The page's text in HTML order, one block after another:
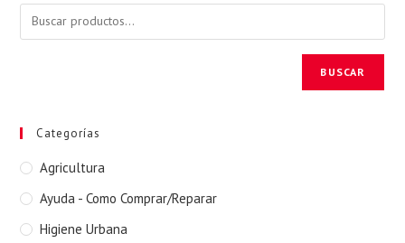
BUSCAR
Categorías
Agricultura
Ayuda - Como Comprar/Reparar
Higiene Urbana